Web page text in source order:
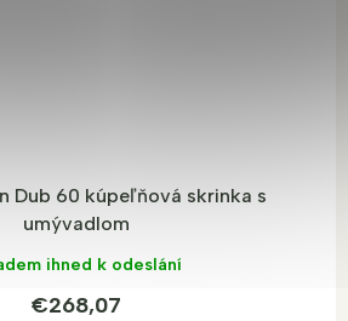
Dub 60 kúpeľňová skrinka s
umývadlom
ihned k odeslání
€268,07